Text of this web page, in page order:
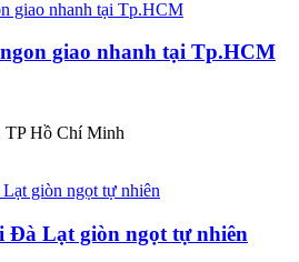
giao nhanh tại Tp.HCM
TP Hồ Chí Minh
Lạt giòn ngọt tự nhiên